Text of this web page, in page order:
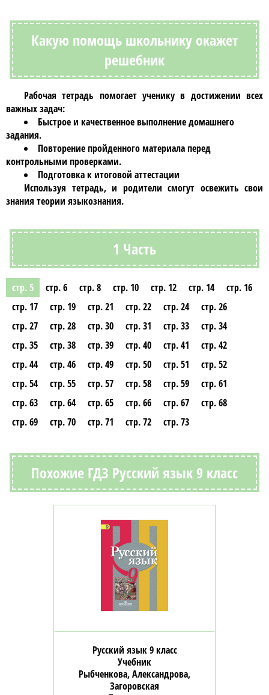
Какую помощь школьнику окажет
решебник
Рабочая тетрадь помогает ученику в достижении всех
важных задач:
Быстрое и качественное выполнение домашнего
задания.
Повторение пройденного материала перед
контрольными проверками.
Подготовка к итоговой аттестации
Используя тетрадь, и родители смогут освежить свои
знания теории языкознания.
1 Часть
стр. 5 стр. 6 стр. 8 стр. 10 стр. 12 стр. 14
стр. 16
стр. 17
стр. 19 стр. 21 стр. 22 стр. 24
стр. 26
стр. 27
стр. 28 стр. 30 стр. 31 стр. 33
стр. 34
стр. 35
стр. 38 стр. 39 стр. 40 стр. 41
стр. 42
стр. 44
стр. 46 стр. 49 стр. 50 стр. 51
стр. 52
стр. 54
стр. 55 стр. 57 стр. 58 стр. 59
стр. 61
стр. 63
стр. 64 стр. 65 стр. 66 стр. 67
стр. 68
стр. 69
стр. 70 стр. 71 стр. 72 стр. 73
Похожие ГДЗ Русский язык 9 класс
Русский язык 9 класс
Учебник
Рыбченкова, Александрова,
Загоровская